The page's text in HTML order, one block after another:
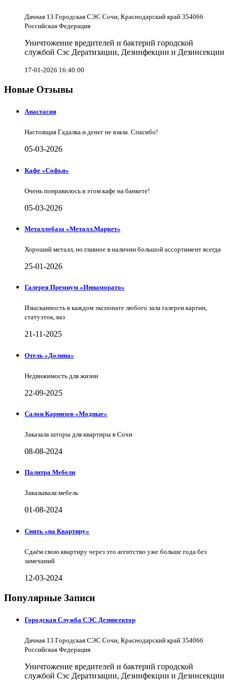
Дачная 13 Городская СЭС Сочи, Краснодарский край 354066
Российская Федерация
Уничтожение вредителей и бактерий городской
службой Сэс Дератизации, Дезинфекции и Дезинсекции
17-01-2026 16:40:00
Новые Отзывы
Анастасия
Настоящая Гадалка и денег не взяла. Спасибо!
05-03-2026
Кафе «Софья»
Очень понравилось в этом кафе на банкете!
05-03-2026
Металлобаза «Металл.Маркет»
Хороший металл, но главное в наличии большой ассортимент всегда
25-01-2026
Галерея Премиум «Иннаморато»
Изысканность в каждом экспонате любого зала галереи картин,
статуэток, ваз
21-11-2025
Отель «Долина»
Недвижимость для жизни
22-09-2025
Салон Карнизов «Модные»
Заказала шторы для квартиры в Сочи
08-08-2024
Палитра Мебели
Заказывала мебель
01-08-2024
Снять «на Квартиру»
Сдаём свою квартиру через это агентство уже больше года без
замечаний
12-03-2024
Популярные Записи
Городская Служба СЭС Дезинсектор
Дачная 13 Городская СЭС Сочи, Краснодарский край 354066
Российская Федерация
Уничтожение вредителей и бактерий городской
службой Сэс Дератизации, Дезинфекции и Дезинсекции